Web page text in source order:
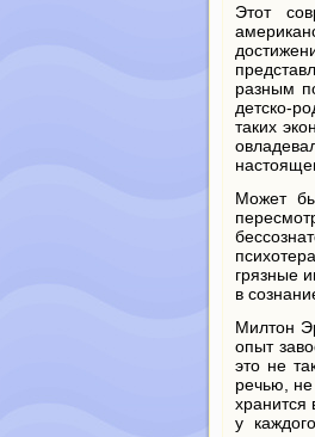
Этот
разным
детско-
таких
Может
грязные
в
Милтон
опыт
это не
речью, не
хранится
у